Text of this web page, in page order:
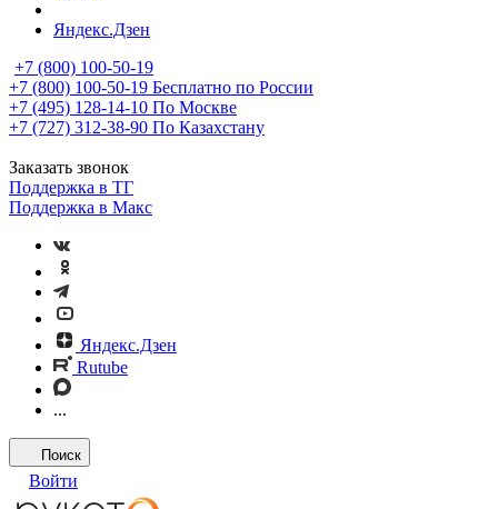
Яндекс.Дзен
+7 (800) 100-50-19
+7 (800) 100-50-19 Бесплатно по России
+7 (495) 128-14-10 По Москве
+7 (727) 312-38-90 По Казахстану
Заказать звонок
Поддержка в ТГ
Поддержка в Макс
Яндекс.Дзен
Rutube
...
Поиск
Войти